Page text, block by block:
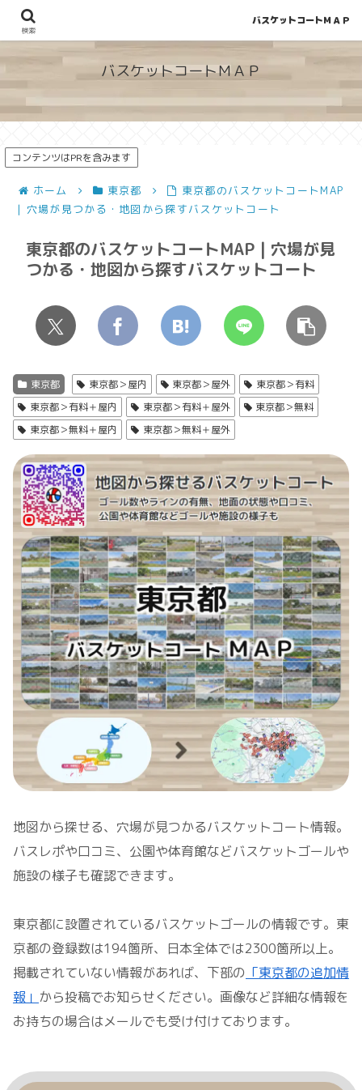
地図から探せる！穴場が見つかるバスケットコート情報
バスケットコートＭＡＰ
コンテンツはPRを含みます
ホーム 東京都
東京都のバスケットコートMAP
| 穴場が見つかる・地図から探すバスケットコート
東京都のバスケットコートMAP | 穴場が見
つかる・地図から探すバスケットコート
東京都 東京都＞屋内 東京都＞屋外
東京都＞有料
東京都＞有料＋屋内
東京都＞有料＋屋外
東京都＞無料
東京都＞無料＋屋内
東京都＞無料＋屋外
地図から探せる、穴場が見つかるバスケットコート情報。
バスレポや口コミ、公園や体育館などバスケットゴールや
施設の様子も確認できます。
東京都に設置されているバスケットゴールの情報です。東
京都の登録数は194箇所、日本全体では2300箇所以上。
掲載されていない情報があれば、下部の 「東京都の追加情
報」 から投稿でお知らせください。画像など詳細な情報を
お持ちの場合はメールでも受け付けております。
検索
バスケットコートＭＡＰ